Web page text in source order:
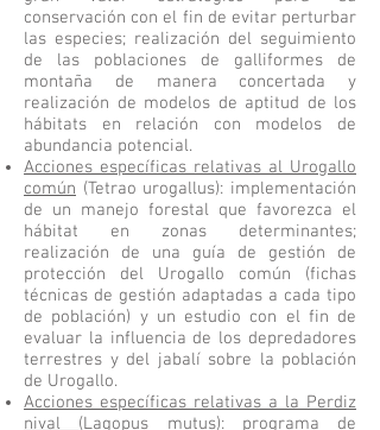
conservación con el fin de evitar perturbar
las especies; realización del seguimiento
de las poblaciones de galliformes de
montaña de manera concertada y
realización de modelos de aptitud de los
hábitats en relación con modelos de
abundancia potencial.
Acciones específicas relativas al Urogallo
común (Tetrao urogallus): implementación
de un manejo forestal que favorezca el
hábitat en zonas determinantes;
realización de una guía de gestión de
protección del Urogallo común (fichas
técnicas de gestión adaptadas a cada tipo
de población) y un estudio con el fin de
evaluar la influencia de los depredadores
terrestres y del jabalí sobre la población
de Urogallo.
Acciones específicas relativas a la Perdiz
nival (Lagopus mutus): programa de